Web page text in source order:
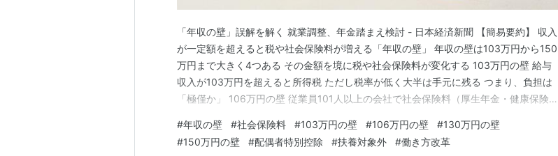
「年収の壁」誤解を解く 就業調整、年金踏まえ検討 - 日本経済新聞 【簡易要約】 収入
が一定額を超えると税や社会保険料が増える「年収の壁」 年収の壁は103万円から150
万円まで大きく4つある その金額を境に税や社会保険料が変化する 103万円の壁 給与
収入が103万円を超えると所得税 ただし税率が低く大半は手元に残る つまり、負担は
「極僅か」 106万円の壁 従業員101人以上の会社で社会保険料（厚生年金・健康保険）
が、サポートは充実する」 130万円の壁 従業員100人以下の会社で夫の社会保険の扶
養対象外になり…
#年収の壁 #社会保険料 #103万円の壁 #106万円の壁 #130万円の壁
#150万円の壁 #配偶者特別控除 #扶養対象外 #働き方改革